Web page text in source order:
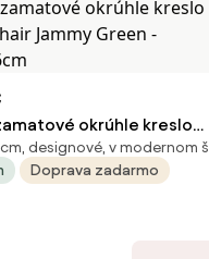
okrúhle kreslo
Jammy Green -
cm, designové, v modernom
Doprava zadarmo